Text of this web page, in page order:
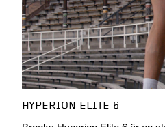
HYPERION ELITE 6